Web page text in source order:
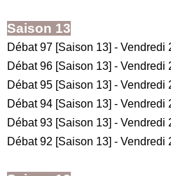
Saison 13
Débat 97 [Saison 13] - Vendredi
Débat 96 [Saison 13] - Vendredi
Débat 95 [Saison 13] - Vendredi
Débat 94 [Saison 13] - Vendredi
Débat 93 [Saison 13] - Vendredi
Débat 92 [Saison 13] - Vendredi